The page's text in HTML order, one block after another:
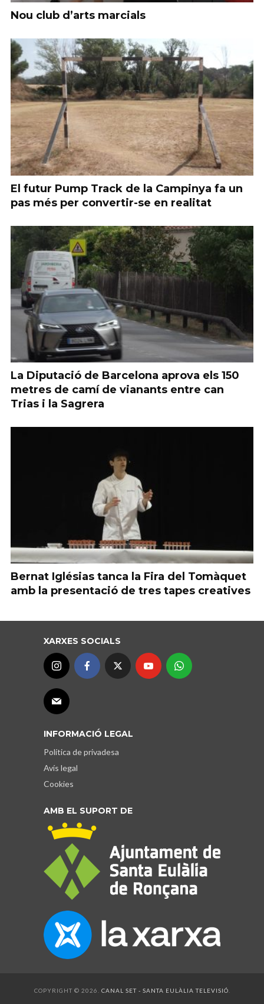
Nou club d’arts marcials
El futur Pump Track de la Campinya fa un
pas més per convertir-se en realitat
La Diputació de Barcelona aprova els 150
metres de camí de vianants entre can
Trias i la Sagrera
Bernat Iglésias tanca la Fira del Tomàquet
amb la presentació de tres tapes creatives
XARXES SOCIALS
INFORMACIÓ LEGAL
Política de privadesa
Avís legal
Cookies
AMB EL SUPORT DE
COPYRIGHT © 2026. CANAL SET - SANTA EULÀLIA TELEVISIÓ